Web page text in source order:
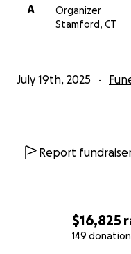
$16,825
149
A
Organizer
Stamford, CT
July 19th, 2025
Report